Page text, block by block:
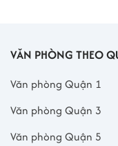
VĂN PHÒNG THEO
Văn phòng Quận 1
Văn phòng Quận 3
Văn phòng Quận 5